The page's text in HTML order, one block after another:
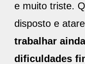
e muito triste.
disposto e
trabalhar
dificuldades